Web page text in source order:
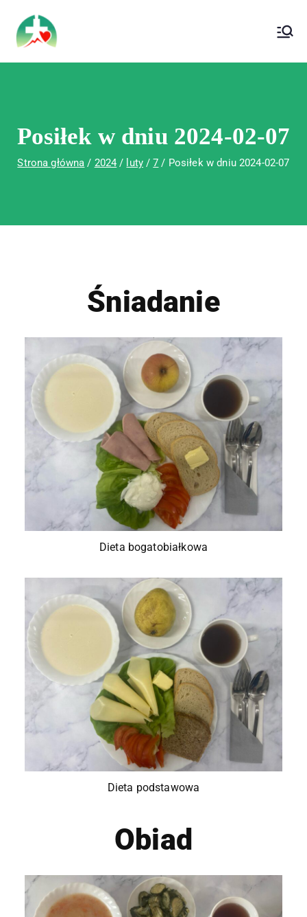
Wojewódzki Szpital Specjalistyczny im.
Św. Rafała w Czerwonej Górze
Posiłek w dniu 2024-02-07
Strona główna 2024 luty 7 Posiłek w dniu 2024-02-07
Śniadanie
Dieta bogatobiałkowa
Dieta podstawowa
Obiad